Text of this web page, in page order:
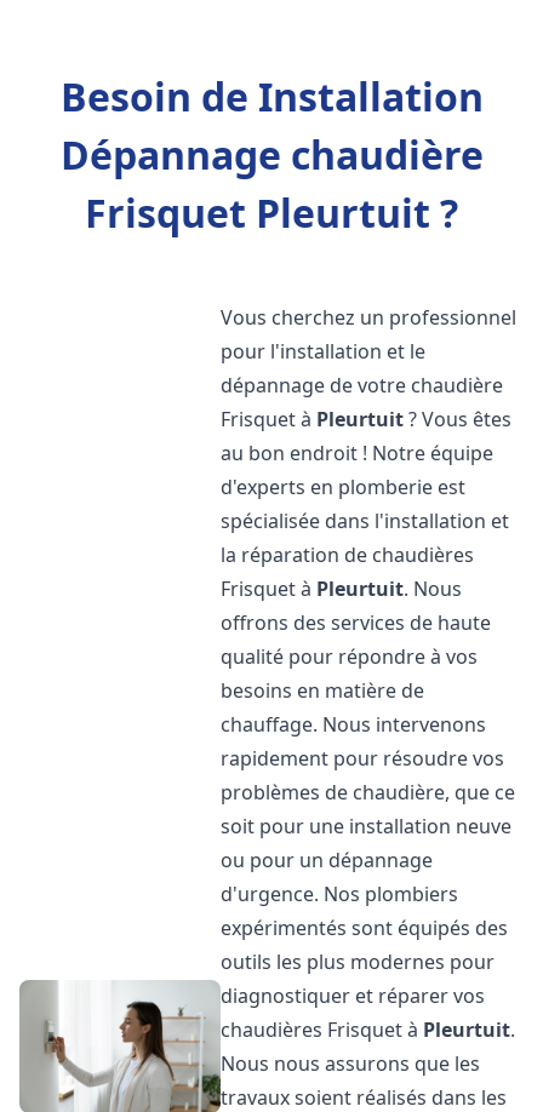
Besoin de Installation
Dépannage chaudière
Frisquet Pleurtuit ?
Vous cherchez un professionnel
pour l'installation et le
dépannage de votre chaudière
Frisquet à Pleurtuit? Vous êtes
au bon endroit ! Notre équipe
d'experts en plomberie est
spécialisée dans l'installation et
la réparation de chaudières
Frisquet à Pleurtuit. Nous
offrons des services de haute
qualité pour répondre à vos
besoins en matière de
chauffage. Nous intervenons
rapidement pour résoudre vos
problèmes de chaudière, que ce
soit pour une installation neuve
ou pour un dépannage
d'urgence. Nos plombiers
expérimentés sont équipés des
outils les plus modernes pour
diagnostiquer et réparer vos
chaudières Frisquet à Pleurtuit.
Nous nous assurons que les
travaux soient réalisés dans les